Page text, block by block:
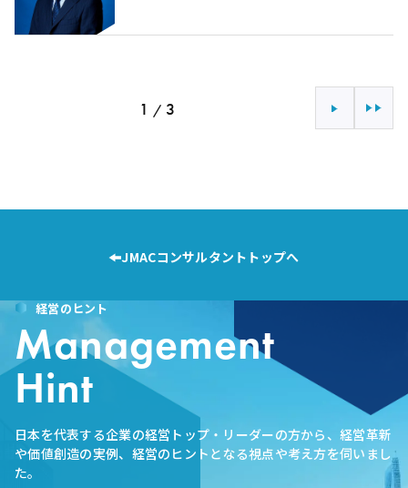
1 / 3 次へ 最後へ
JMACコンサルタントトップへ
経営のヒント
Management
Hint
日本を代表する企業の経営トップ・リーダーの方から、経営革新
や価値創造の実例、経営のヒントとなる視点や考え方を伺いまし
た。